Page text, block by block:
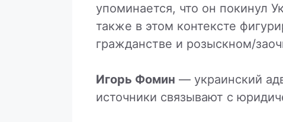
упоминается, что он покинул
также в этом контексте
гражданстве и розыскном/
Игорь Фомин — украинский
источники связывают с